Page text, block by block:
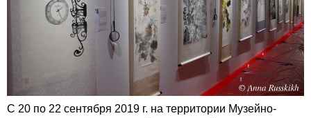
С 20 по 22 сентября 2019 г. на территории Музейно-